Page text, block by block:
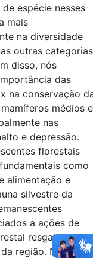
espécie nesses
mais
na diversidade
outras categorias
disso, nós
das
na conservação
médios e
nas
e depressão.
florestais
como
alimentação e
silvestre da
a ações de
resgata a
região. No